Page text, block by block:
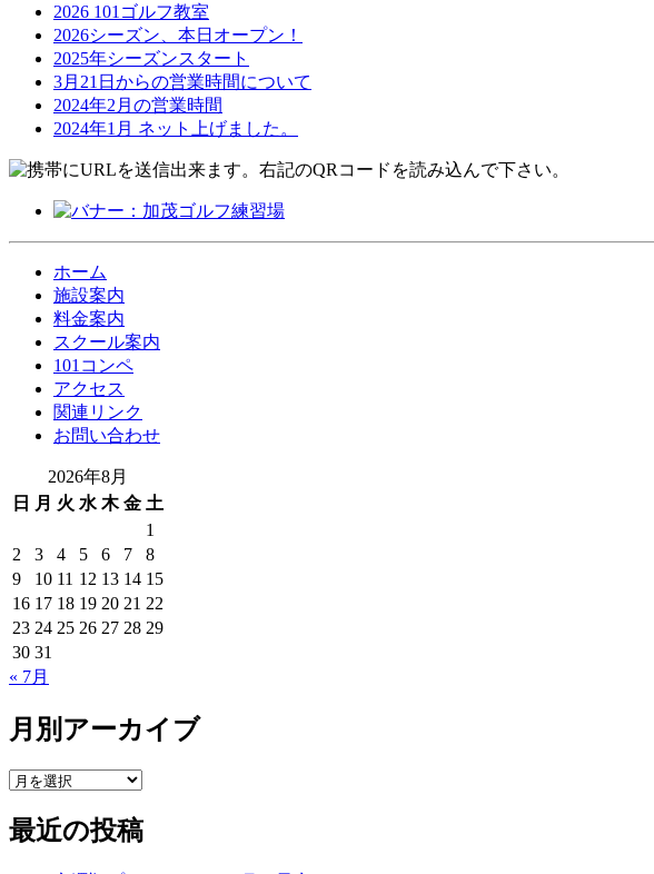
2026 101ゴルフ教室
2026シーズン、本日オープン！
2025年シーズンスタート
3月21日からの営業時間について
2024年2月の営業時間
2024年1月 ネット上げました。
ホーム
施設案内
料金案内
スクール案内
101コンペ
アクセス
関連リンク
お問い合わせ
2026年8月
日
月 火 水 木 金 土
1
2
3 4 5 6 7
8
9
10 11 12 13 14 15
16 17 18 19 20 21 22
23 24 25 26 27 28 29
30 31
« 7月
月別アーカイブ
最近の投稿